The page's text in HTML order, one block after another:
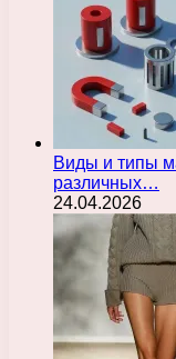
Виды и типы
различных…
24.04.2026